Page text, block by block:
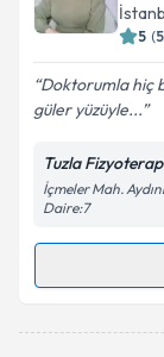
5 (
Doktorumla hiç
güler yüzüyle...
Tuzla
İçmeler Mah.
Daire:7